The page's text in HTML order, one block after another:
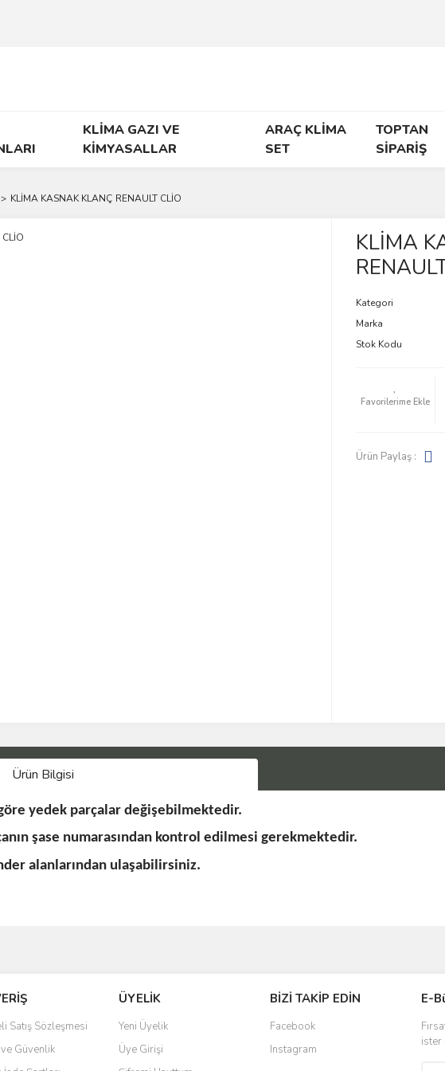
KLİMA GAZI VE
KİMYASALLAR
ARAÇ KLİMA
SET
TOPTAN
SİPARİŞ
KLİMA KASNAK KLANÇ RENAULT CLİO
KLİMA
Kategori
Marka
Stok Kodu
Ürün Paylaş :
Ürün Bilgisi
yedek parçalar değişebilmektedir.
şase numarasından kontrol edilmesi gerekmektedir.
alanlarından ulaşabilirsiniz.
Yorum Yaz
Satış Sözleşmesi
Güvenlik
ÜYELİK
Yeni Üyelik
Üye Girişi
BİZİ TAKİP EDİN
Facebook
Instagram
E-
ister